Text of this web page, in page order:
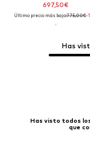
Has
697,50€
Último precio más bajo:775,00€-
Has visto todos
que